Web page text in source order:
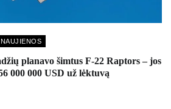
planavo šimtus F-22 Raptors – jos
000 000 USD už lėktuvą